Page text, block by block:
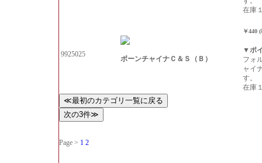
在庫
9925025
ボーンチャイナＣ＆Ｓ（Ｂ）
￥440
▼ポ
フォ
ャイ
す。
在庫
Page > 1 2